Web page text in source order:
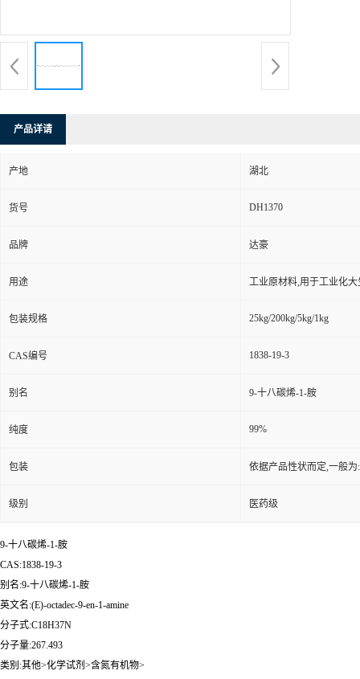
产品详请
产地 湖北
货号 DH1370
品牌 达豪
用途 工业原材料,用于工业化大
包装规格 25kg/200kg/5kg/1kg
CAS编号 1838-19-3
别名 9-十八碳烯-1-胺
纯度 99%
包装 依据产品性状而定,一般
级别 医药级
9-十八碳烯-1-胺
CAS:1838-19-3
别名:9-十八碳烯-1-胺
英文名:(E)-octadec-9-en-1-amine
分子式:C18H37N
分子量:267.493
类别:其他>化学试剂>含氮有机物>